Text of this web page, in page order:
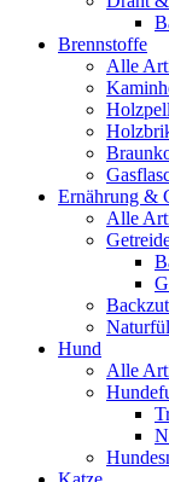
Brennstoffe
Alle
Ernährung &
Alle
Hund
Alle